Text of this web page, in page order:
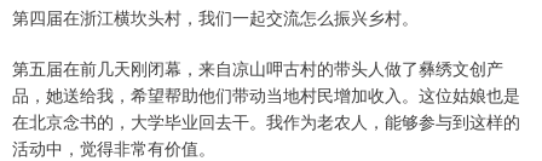
第四届在浙江横坎头村，我们一起交流怎么振兴乡村。
第五届在前几天刚闭幕，来自凉山呷古村的带头人做了彝绣文创产
品，她送给我，希望帮助他们带动当地村民增加收入。这位姑娘也是
在北京念书的，大学毕业回去干。我作为老农人，能够参与到这样的
活动中，觉得非常有价值。